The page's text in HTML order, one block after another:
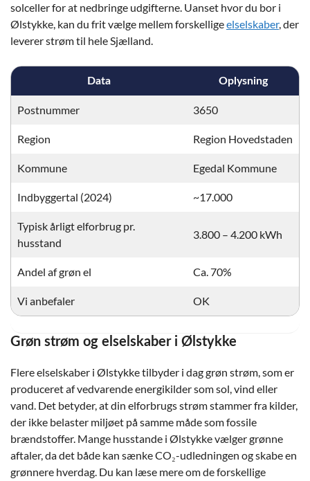
solceller for at nedbringe udgifterne. Uanset hvor du bor i
Ølstykke, kan du frit vælge mellem forskelligeelselskaber, der
leverer strøm til hele Sjælland.
Data Oplysning
Postnummer 3650
Region Region Hovedstaden
Kommune Egedal Kommune
Indbyggertal (2024) ~17.000
Typisk årligt elforbrug pr.
husstand
3.800 – 4.200 kWh
Andel af grøn el Ca. 70%
Vi anbefaler OK
Grøn strøm og elselskaber i Ølstykke
Flere elselskaber i Ølstykke tilbyder i dag grøn strøm, som er
produceret af vedvarende energikilder som sol, vind eller
vand. Det betyder, at din elforbrugs strøm stammer fra kilder,
der ikke belaster miljøet på samme måde som fossile
brændstoffer. Mange husstande i Ølstykke vælger grønne
aftaler, da det både kan sænke CO₂-udledningen og skabe en
grønnere hverdag. Du kan læse mere om de forskellige